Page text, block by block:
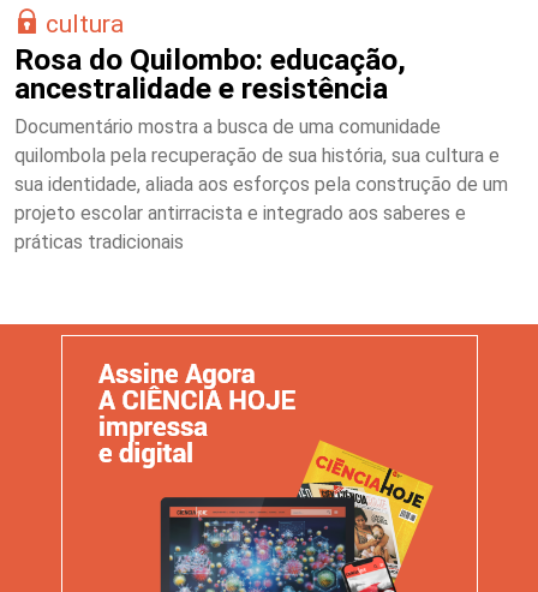
cultura
Rosa do Quilombo: educação,
ancestralidade e resistência
Documentário mostra a busca de uma comunidade
quilombola pela recuperação de sua história, sua cultura e
sua identidade, aliada aos esforços pela construção de um
projeto escolar antirracista e integrado aos saberes e
práticas tradicionais